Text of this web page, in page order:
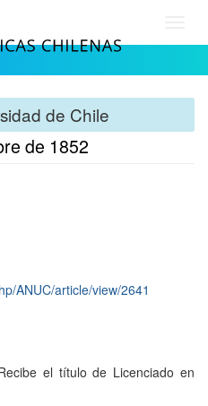
de Chile
de 1852
ANUC/article/view/2641
el título de Licenciado en